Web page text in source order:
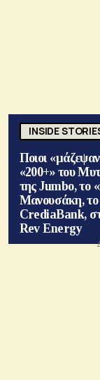
INSIDE
Ποιοι
«200+» του
της Jumbo, το
Μανουσάκη, το
CrediaBank,
Rev Energy